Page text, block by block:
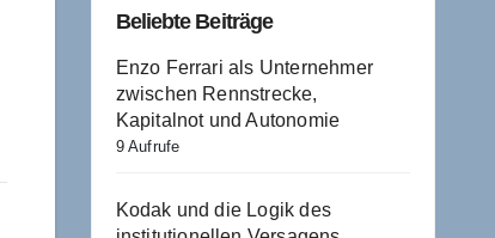
Beliebte Beiträge
Enzo Ferrari als Unternehmer
zwischen Rennstrecke,
Kapitalnot und Autonomie
9 Aufrufe
Kodak und die Logik des